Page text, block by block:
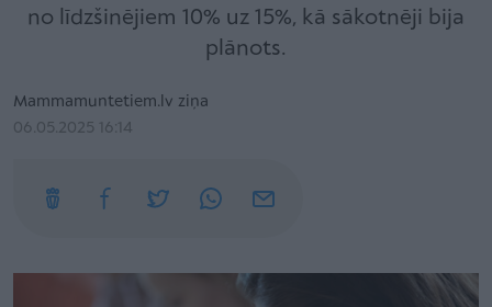
no līdzšinējiem 10% uz 15%, kā sākotnēji bija
plānots.
Mammamuntetiem.lv ziņa
06.05.2025 16:14